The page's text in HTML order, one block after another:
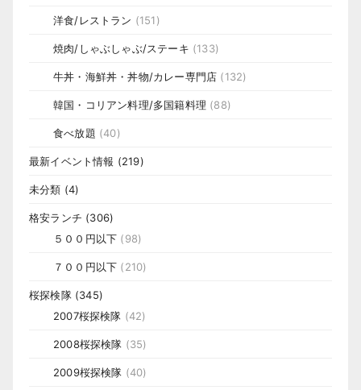
洋食/レストラン (151)
焼肉/しゃぶしゃぶ/ステーキ (133)
牛丼・海鮮丼・丼物/カレー専門店 (132)
韓国・コリアン料理/多国籍料理 (88)
食べ放題 (40)
最新イベント情報 (219)
未分類 (4)
格安ランチ (306)
５００円以下 (98)
７００円以下 (210)
桜探検隊(345)
2007桜探検隊 (42)
2008桜探検隊 (35)
2009桜探検隊 (40)